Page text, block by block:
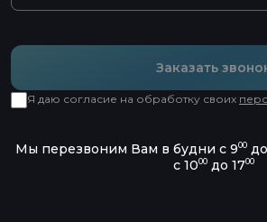
Заказать
Я даю согласие на обработку своих
Мы перезвоним Вам в будни с 900
с 1000 до 1700